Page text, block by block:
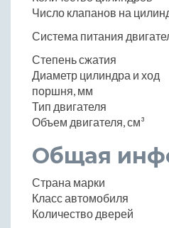
Число клапанов на
Система питания
Степень сжатия
Диаметр цилиндра и ход
поршня, мм
Тип двигателя
Объем двигателя, см³
Общая
Страна марки
Класс автомобиля
Количество дверей